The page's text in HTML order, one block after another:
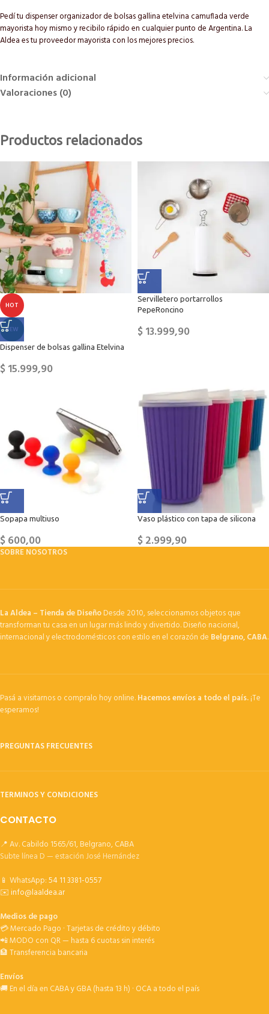
Pedí tu dispenser organizador de bolsas gallina etelvina camuflada verde
mayorista hoy mismo y recibilo rápido en cualquier punto de Argentina. La
Aldea es tu proveedor mayorista con los mejores precios.
Información adicional
Valoraciones (0)
Productos relacionados
HOT
NEW
Dispenser de bolsas gallina Etelvina
$15.999,90
Servilletero portarrollos
PepeRoncino
$13.999,90
Sopapa multiuso
$600,00
Vaso plástico con tapa de silicona
$2.999,90
SOBRE NOSOTROS
La Aldea – Tienda de DiseñoDesde 2010, seleccionamos objetos que
transforman tu casa en un lugar más lindo y divertido. Diseño nacional,
internacional y electrodomésticos con estilo en el corazón de Belgrano, CABA.
Pasá a visitarnos o compralo hoy online.Hacemos envíos a todo el país.¡Te
esperamos!
PREGUNTAS FRECUENTES
TERMINOS Y CONDICIONES
CONTACTO
📍 Av. Cabildo 1565/61, Belgrano, CABA
Subte línea D — estación José Hernández
📱 WhatsApp:54 11 3381-0557
✉️info@laaldea.ar
Medios de pago
💳 Mercado Pago · Tarjetas de crédito y débito
📲 MODO con QR — hasta 6 cuotas sin interés
🏦 Transferencia bancaria
Envíos
🚚 En el día en CABA y GBA (hasta 13 h) · OCA a todo el país